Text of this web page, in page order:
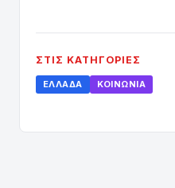
ΣΤΙΣ ΚΑΤΗΓΟΡΊΕΣ
ΕΛΛΆΔΑ ΚΟΙΝΩΝΊΑ